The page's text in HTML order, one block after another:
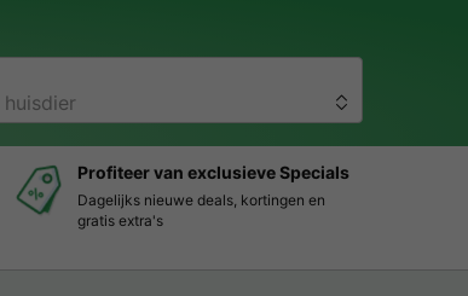
Profiteer van exclusieve Specials
Dagelijks nieuwe deals, kortingen en
gratis extra's